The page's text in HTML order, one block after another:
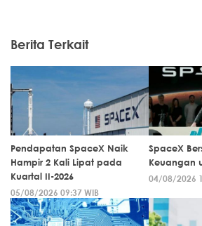
Berita Terkait
Pendapatan SpaceX Naik
Hampir 2 Kali Lipat pada
Kuartal II-2026
05/08/2026 09:37 WIB
SpaceX
Keuangan
04/08/2026